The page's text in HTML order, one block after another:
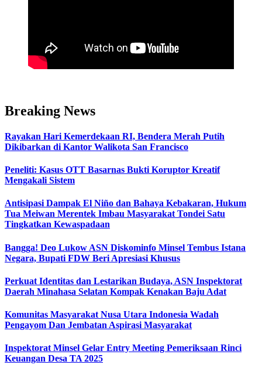
Breaking News
Rayakan Hari Kemerdekaan RI, Bendera Merah Putih
Dikibarkan di Kantor Walikota San Francisco
Peneliti: Kasus OTT Basarnas Bukti Koruptor Kreatif
Mengakali Sistem
Antisipasi Dampak El Niño dan Bahaya Kebakaran, Hukum
Tua Meiwan Merentek Imbau Masyarakat Tondei Satu
Tingkatkan Kewaspadaan
Bangga! Deo Lukow ASN Diskominfo Minsel Tembus Istana
Negara, Bupati FDW Beri Apresiasi Khusus‎
Perkuat Identitas dan Lestarikan Budaya, ASN Inspektorat
Daerah Minahasa Selatan Kompak Kenakan Baju Adat
Komunitas Masyarakat Nusa Utara Indonesia Wadah
Pengayom Dan Jembatan Aspirasi Masyarakat
Inspektorat Minsel Gelar Entry Meeting Pemeriksaan Rinci
Keuangan Desa TA 2025